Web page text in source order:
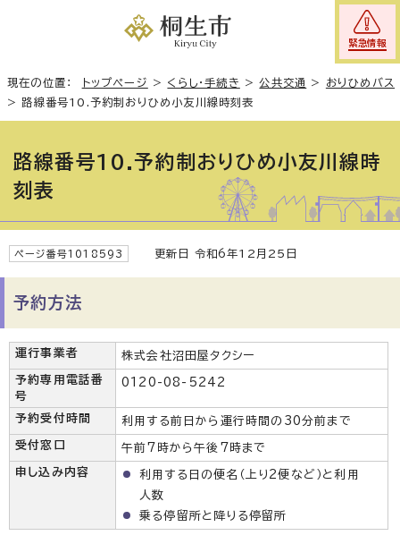
緊急情報
現在の位置： トップページ > くらし・手続き >公共交通 > おりひめバス
> 路線番号10.予約制おりひめ小友川線時刻表
路線番号10.予約制おりひめ小友川線時
刻表
ページ番号1018593 更新日 令和6年12月25日
予約方法
運行事業者 株式会社沼田屋タクシー
予約専用電話番
号
0120-08-5242
予約受付時間 利用する前日から運行時間の30分前まで
受付窓口 午前7時から午後7時まで
申し込み内容
利用する日の便名（上り2便など）と利用
人数
乗る停留所と降りる停留所